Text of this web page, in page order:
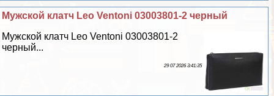
Мужской клатч Leo Ventoni 03003801-2 черный
Мужской клатч Leo Ventoni 03003801-2
черный...
29 07 2026 3:41:35